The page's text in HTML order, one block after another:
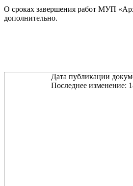
О сроках завершения работ МУП
дополнительно.
Дата публикации
Последнее изменение: